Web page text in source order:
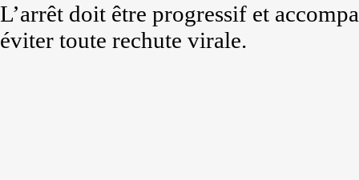
L’arrêt doit être progressif et
éviter toute rechute virale.